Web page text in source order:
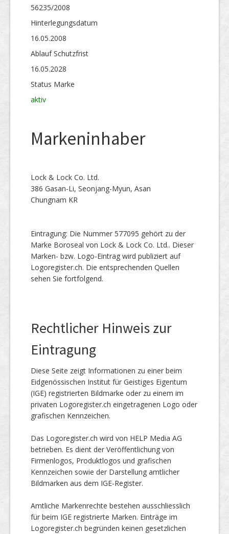
56235/2008
Hinterlegungs­datum
16.05.2008
Ablauf Schutzfrist
16.05.2028
Status Marke
aktiv
Markeninhaber
Lock & Lock Co. Ltd.
386 Gasan-Li, Seonjang-Myun, Asan
Chungnam KR
Eintragung: Die Nummer 577095 gehört zu der
Marke Boroseal von Lock & Lock Co. Ltd.. Dieser
Marken- bzw. Logo-Eintrag wird publiziert auf
Logoregister.ch. Die entsprechenden Quellen
sehen Sie fortfolgend.
Rechtlicher Hinweis zur
Eintragung
Diese Seite zeigt Informationen zu einer beim
Eidgenössischen Institut für Geistiges Eigentum
(IGE) registrierten Bildmarke oder zu einem im
privaten Logoregister.ch eingetragenen Logo oder
grafischen Kennzeichen.
Das Logoregister.ch wird von HELP Media AG
betrieben. Es dient der Veröffentlichung von
Firmenlogos, Produktlogos und grafischen
Kennzeichen sowie der Darstellung amtlicher
Bildmarken aus dem IGE-Register.
Amtliche Markenrechte bestehen ausschliesslich
für beim IGE registrierte Marken. Einträge im
Logoregister.ch begründen keinen gesetzlichen